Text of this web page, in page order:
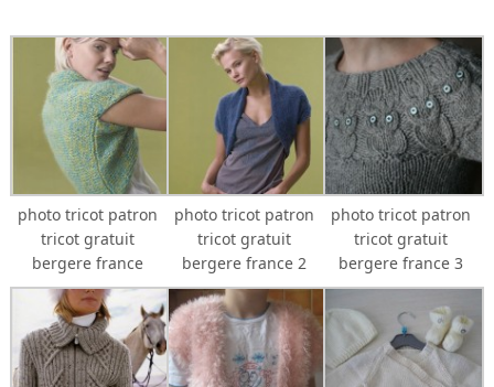
photo tricot patron
tricot gratuit
bergere france
photo tricot patron
tricot gratuit
bergere france 2
photo tricot patron
tricot gratuit
bergere france 3